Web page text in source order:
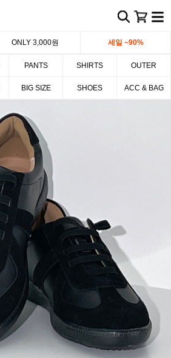
ONLY 3,000원 세일 ~90%
PANTS SHIRTS OUTER
BIG SIZE SHOES ACC & BAG